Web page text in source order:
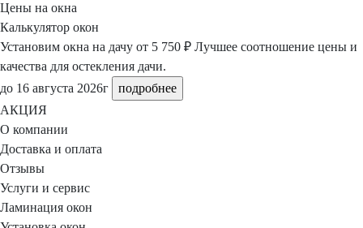
Цены на окна
Калькулятор окон
Установим окна на дачу от 5 750 ₽ Лучшее соотношение цены и
качества для остекления дачи.
до 16 августа 2026г
подробнее
АКЦИЯ
О компании
Доставка и оплата
Отзывы
Услуги и сервис
Ламинация окон